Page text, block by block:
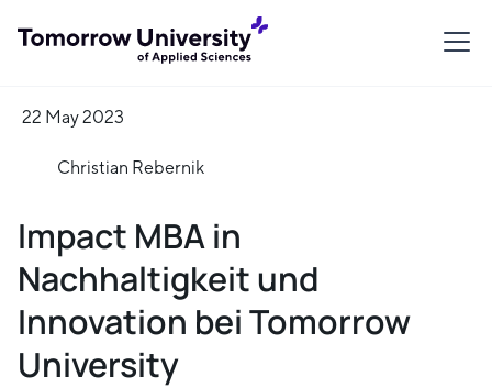
22 May 2023
Christian Rebernik
Impact MBA in
Nachhaltigkeit und
Innovation bei Tomorrow
University